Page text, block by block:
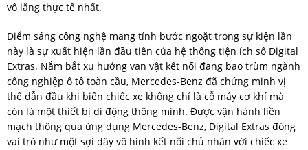
vô lăng thực tế nhất.
Điểm sáng công nghệ mang tính bước ngoặt trong sự kiện lần
này là sự xuất hiện lần đầu tiên của hệ thống tiện ích số Digital
Extras. Nắm bắt xu hướng vạn vật kết nối đang bao trùm ngành
công nghiệp ô tô toàn cầu, Mercedes-Benz đã chứng minh vị
thế dẫn đầu khi biến chiếc xe không chỉ là cỗ máy cơ khí mà
còn là một thiết bị di động thông minh. Được vận hành liền
mạch thông qua ứng dụng Mercedes-Benz, Digital Extras đóng
vai trò như một sợi dây vô hình kết nối chủ nhân với chiếc xe